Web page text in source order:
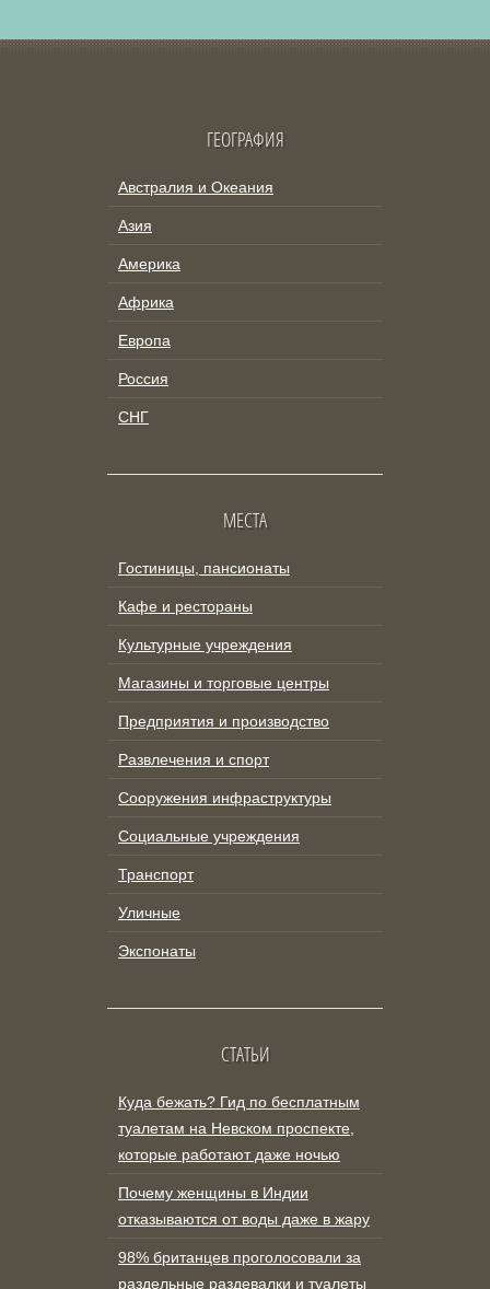
ГЕОГРАФИЯ
Австралия и Океания
Азия
Америка
Африка
Европа
Россия
СНГ
МЕСТА
Гостиницы, пансионаты
Кафе и рестораны
Культурные учреждения
Магазины и торговые центры
Предприятия и производство
Развлечения и спорт
Сооружения инфраструктуры
Социальные учреждения
Транспорт
Уличные
Экспонаты
СТАТЬИ
Куда бежать? Гид по бесплатным
туалетам на Невском проспекте,
которые работают даже ночью
Почему женщины в Индии
отказываются от воды даже в жару
98% британцев проголосовали за
раздельные раздевалки и туалеты